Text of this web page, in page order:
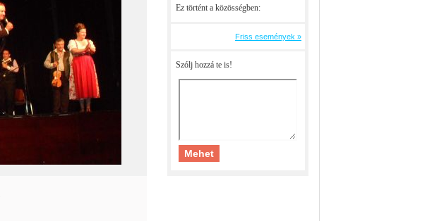
Ez történt a közösségben:
Friss események »
Szólj hozzá te is!